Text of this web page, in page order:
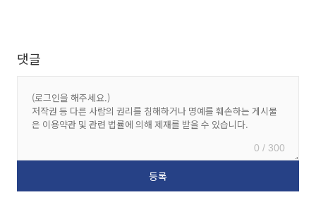
댓글
0 / 300